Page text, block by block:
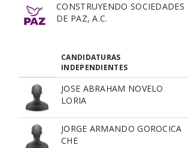
CONSTRUYENDO SOCIEDADES
DE PAZ, A.C.
CANDIDATURAS
INDEPENDIENTES
JOSE ABRAHAM NOVELO
LORIA
JORGE ARMANDO GOROCICA
CHE